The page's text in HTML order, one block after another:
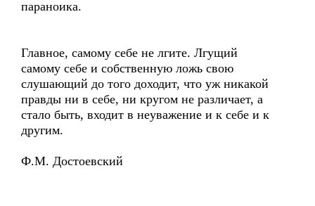
параноика.
Главное, самому себе не лгите. Лгущий
самому себе и собственную ложь свою
слушающий до того доходит, что уж никакой
правды ни в себе, ни кругом не различает, а
стало быть, входит в неуважение и к себе и к
другим.
Ф.М. Достоевский